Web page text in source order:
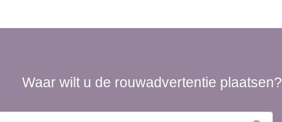
Waar wilt u de rouwadvertentie plaatsen?